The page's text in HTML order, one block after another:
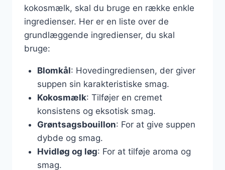
kokosmælk, skal du bruge en række enkle
ingredienser. Her er en liste over de
grundlæggende ingredienser, du skal
bruge:
Blomkål: Hovedingrediensen, der giver
suppen sin karakteristiske smag.
Kokosmælk: Tilføjer en cremet
konsistens og eksotisk smag.
Grøntsagsbouillon: For at give suppen
dybde og smag.
Hvidløg og løg: For at tilføje aroma og
smag.